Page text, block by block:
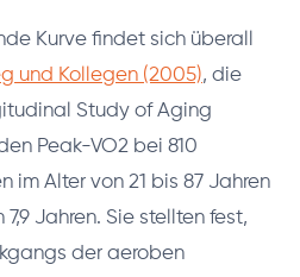
Kurve findet sich überall
und Kollegen (2005), die
Study of Aging
Peak-VO2 bei 810
im Alter von 21 bis 87 Jahren
Jahren. Sie stellten fest,
der aeroben